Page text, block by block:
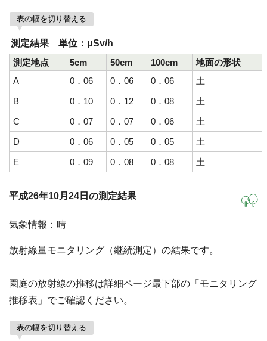
表の幅を切り替える
測定結果 単位：μSv/h
測定地点
5cm 50cm 100cm
地面の形状
A
0．06 0．06 0．06
土
B
0．10 0．12 0．08
土
C
0．07 0．07 0．06
土
D
0．06 0．05 0．05
土
E
0．09 0．08 0．08 土
平成26年10月24日の測定結果
気象情報：晴
放射線量モニタリング（継続測定）の結果です。
園庭の放射線の推移は詳細ページ最下部の「モニタリング
推移表」でご確認ください。
表の幅を切り替える